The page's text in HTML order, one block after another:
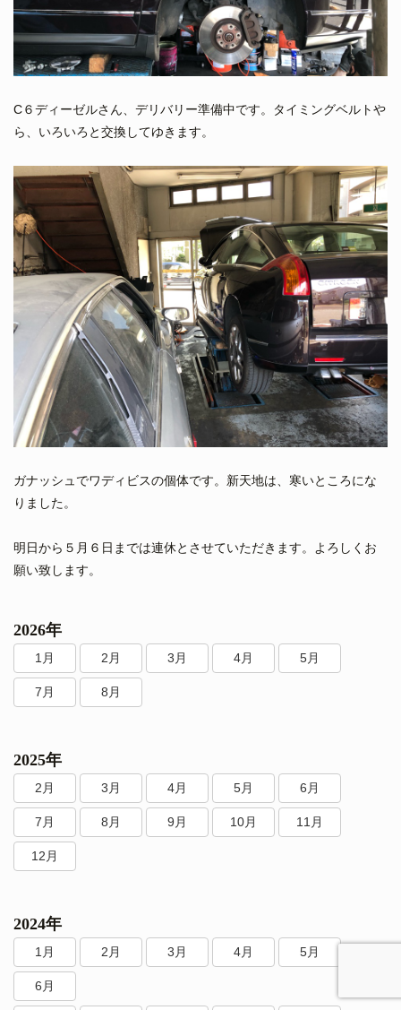
C６ディーゼルさん、デリバリー準備中です。タイミングベルトや
ら、いろいろと交換してゆきます。
ガナッシュでワディビスの個体です。新天地は、寒いところにな
りました。
明日から５月６日までは連休とさせていただきます。よろしくお
願い致します。
2026年
1月 2月 3月 4月 5月
7月 8月
2025年
2月 3月 4月 5月 6月
7月 8月 9月 10月 11月
12月
2024年
1月 2月 3月 4月 5月
6月